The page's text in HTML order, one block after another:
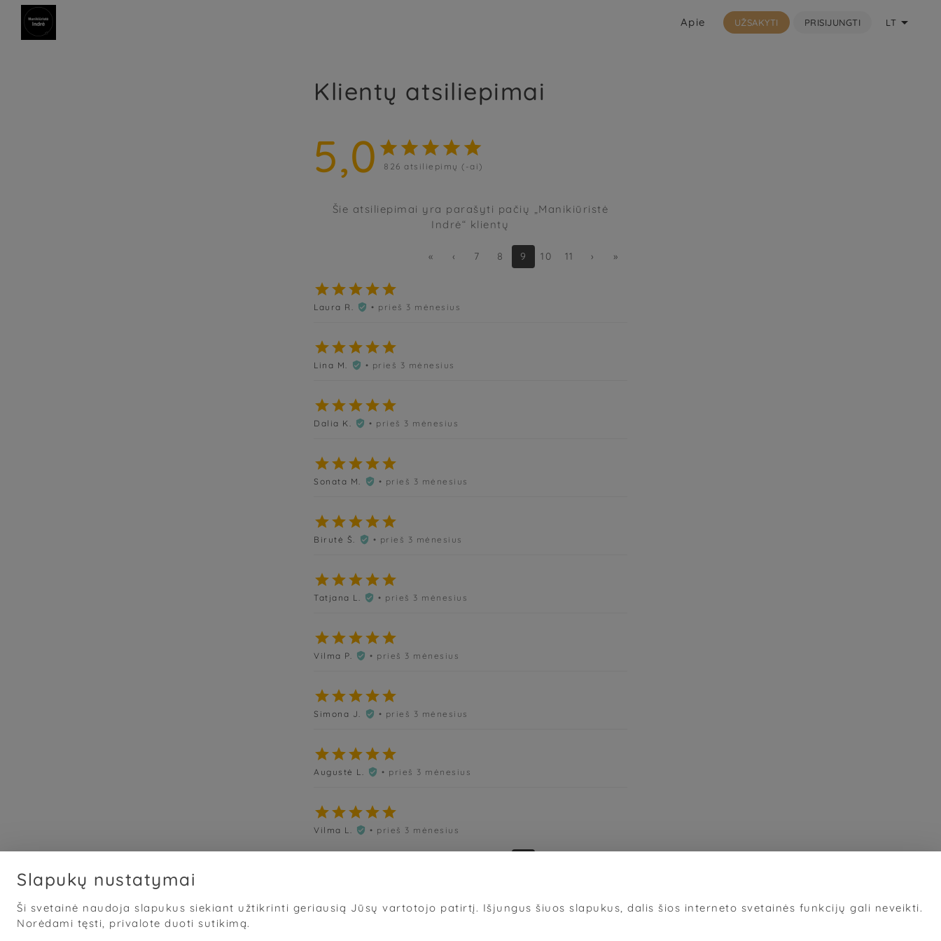
Apie UŽSAKYTI PRISIJUNGTI LT 
Klientų atsiliepimai
5,0     
826 atsiliepimų (-ai)
Šie atsiliepimai yra parašyti pačių „Manikiūristė
Indrė“ klientų
« ‹ 7 8 9 10 11 › »

Laura R.  • prieš 3 mėnesius

Lina M.  • prieš 3 mėnesius

Dalia K.  • prieš 3 mėnesius

Sonata M.  • prieš 3 mėnesius

Birutė Š.  • prieš 3 mėnesius

Tatjana L.  • prieš 3 mėnesius

Vilma P.  • prieš 3 mėnesius

Simona J.  • prieš 3 mėnesius

Augustė L.  • prieš 3 mėnesius

Vilma L.  • prieš 3 mėnesius
Slapukų nustatymai
Ši svetainė naudoja slapukus siekiant užtikrinti geriausią Jūsų vartotojo patirtį. Išjungus šiuos slapukus, dalis šios interneto svetainės funkcijų gali neveikti.
Norėdami tęsti, privalote duoti sutikimą.